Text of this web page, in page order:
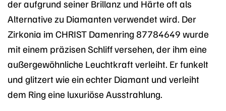
der aufgrund seiner Brillanz und Härte oft als
Alternative zu Diamanten verwendet wird. Der
Zirkonia im CHRIST Damenring 87784649 wurde
mit einem präzisen Schliff versehen, der ihm eine
außergewöhnliche Leuchtkraft verleiht. Er funkelt
und glitzert wie ein echter Diamant und verleiht
dem Ring eine luxuriöse Ausstrahlung.